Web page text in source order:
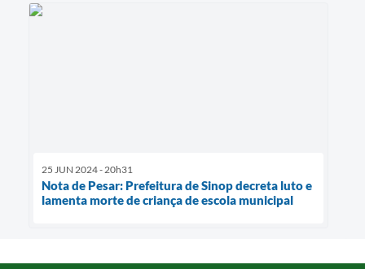
25 JUN 2024 - 20h31
Nota de Pesar: Prefeitura de Sinop decreta luto e
lamenta morte de criança de escola municipal